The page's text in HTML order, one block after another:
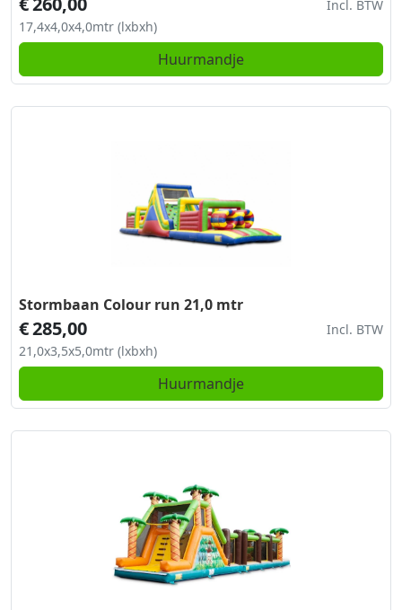
Incl. BTW
17,4x4,0x4,0mtr (lxbxh)
Huurmandje
Stormbaan Colour run 21,0 mtr
€285,00
Incl. BTW
21,0x3,5x5,0mtr (lxbxh)
Huurmandje